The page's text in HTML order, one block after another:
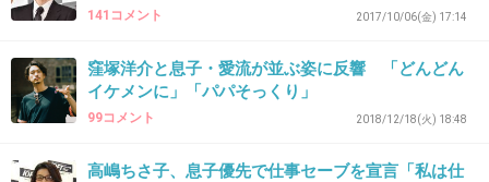
34. 匿名2020/02/11(火) 08:42:41
モデル向きの顔とスタイルだと思うよ
イケメンだから良い訳じゃない
もっくんの息子だってイケメンじゃないし
141コメント 2017/10/06(金) 17:14
窪塚洋介と息子・愛流が並ぶ姿に反響 「どんどん
イケメンに」「パパそっくり」
99コメント 2018/12/18(火) 18:48
高嶋ちさ子、息子優先で仕事セーブを宣言「私は仕